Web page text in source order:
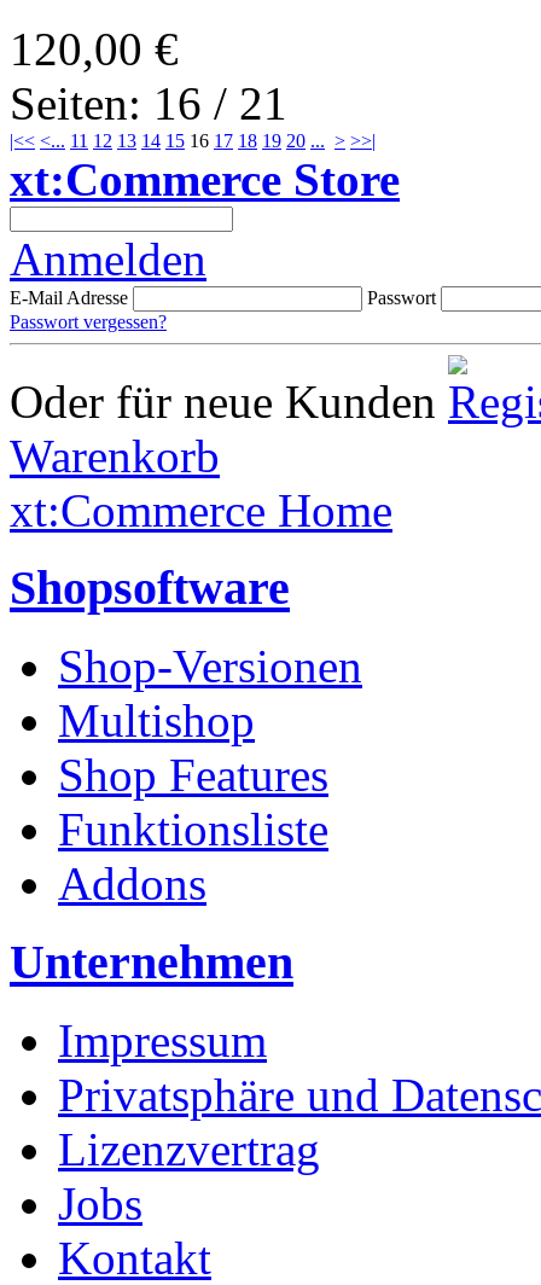
120,00 €
Seiten: 16 / 21
|<< <... 11 12 13 14 15 16 17 18 19 20 ... > >>|
xt:Commerce Store
Anmelden
E-Mail Adresse
Passwort
Passwort vergessen?
Oder für neue Kunden
Warenkorb
xt:Commerce Home
Shopsoftware
Shop-Versionen
Multishop
Shop Features
Funktionsliste
Addons
Unternehmen
Impressum
Privatsphäre und
Lizenzvertrag
Jobs
Kontakt